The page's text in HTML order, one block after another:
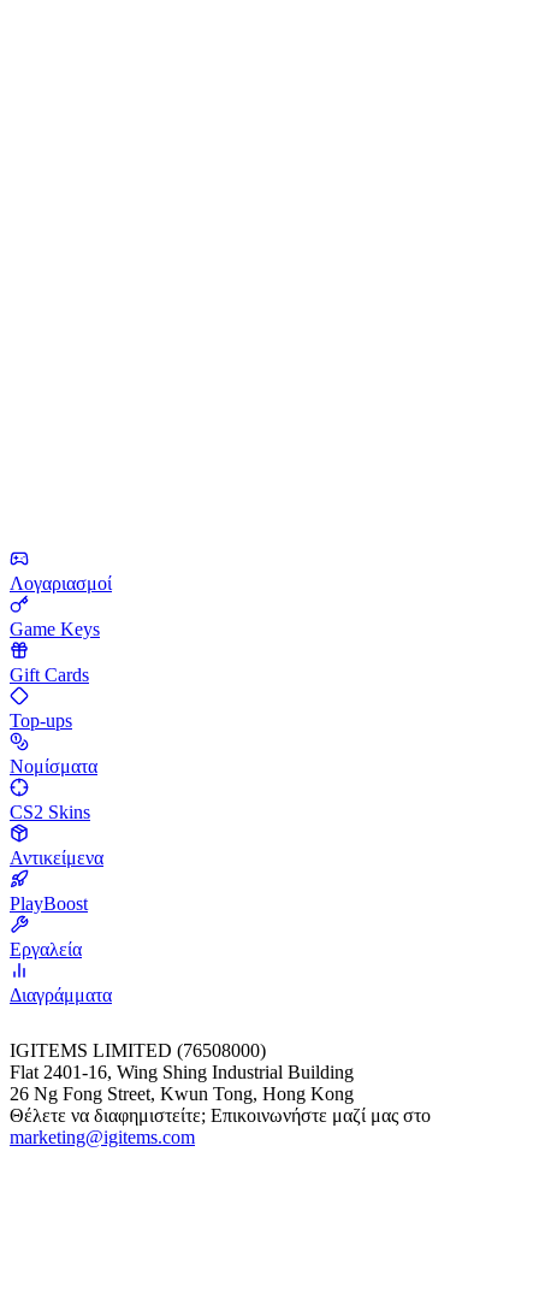
Λογαριασμοί
Game Keys
Gift Cards
Top-ups
Νομίσματα
CS2 Skins
Αντικείμενα
PlayBoost
Εργαλεία
Διαγράμματα
IGITEMS LIMITED (76508000)
Flat 2401-16, Wing Shing Industrial Building
26 Ng Fong Street, Kwun Tong, Hong Kong
Θέλετε να διαφημιστείτε; Επικοινωνήστε μαζί μας στο
marketing@igitems.com